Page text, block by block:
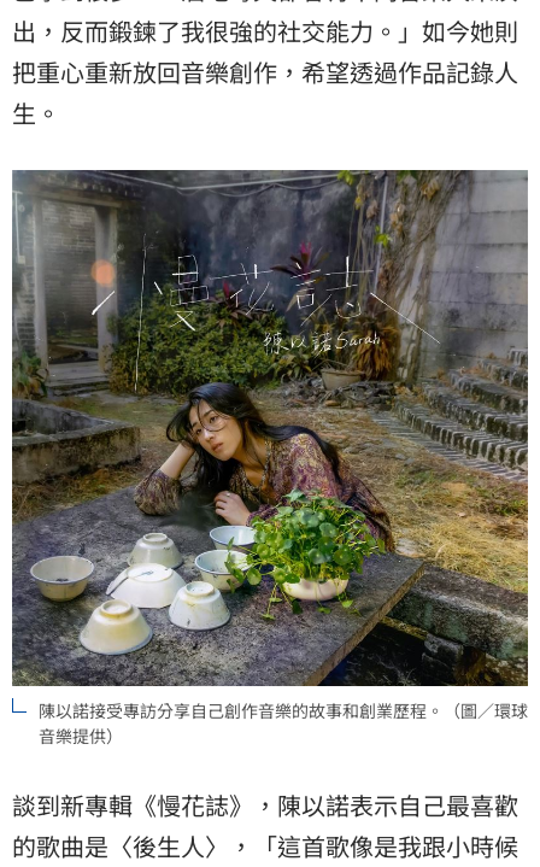
出，反而鍛鍊了我很強的社交能力。」如今她則
把重心重新放回音樂創作，希望透過作品記錄人
生。
陳以諾接受專訪分享自己創作音樂的故事和創業歷程。（圖／環球
音樂提供）
談到新專輯《慢花誌》，陳以諾表示自己最喜歡
的歌曲是〈後生人〉，「這首歌像是我跟小時候